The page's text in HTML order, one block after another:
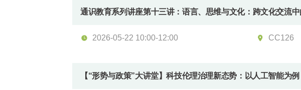
通识教育系列讲座第十三讲：语言、思维与文化：跨文化交流
2026-05-22 10:00-12:00 CC126
【“形势与政策”大讲堂】科技伦理治理新态势：以人工智能为例